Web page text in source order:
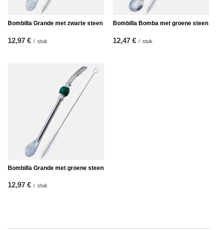
Bombilla Grande met zwarte steen
12,97 € / stuk
Bombilla Bomba met groene steen
12,47 € / stuk
Bombilla Grande met groene steen
12,97 € / stuk